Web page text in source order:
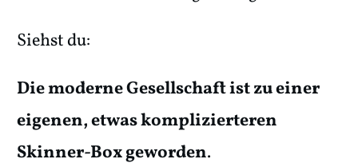
Siehst du:
Die moderne Gesellschaft ist zu einer
eigenen, etwas komplizierteren
Skinner-Box geworden.